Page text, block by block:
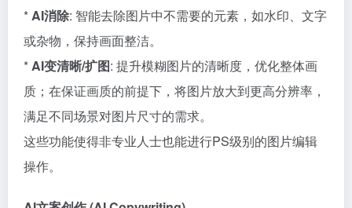
*AI消除: 智能去除图片中不需要的元素，如水印、文字
或杂物，保持画面整洁。
*AI变清晰/扩图: 提升模糊图片的清晰度，优化整体画
质；在保证画质的前提下，将图片放大到更高分辨率，
满足不同场景对图片尺寸的需求。
这些功能使得非专业人士也能进行PS级别的图片编辑
操作。